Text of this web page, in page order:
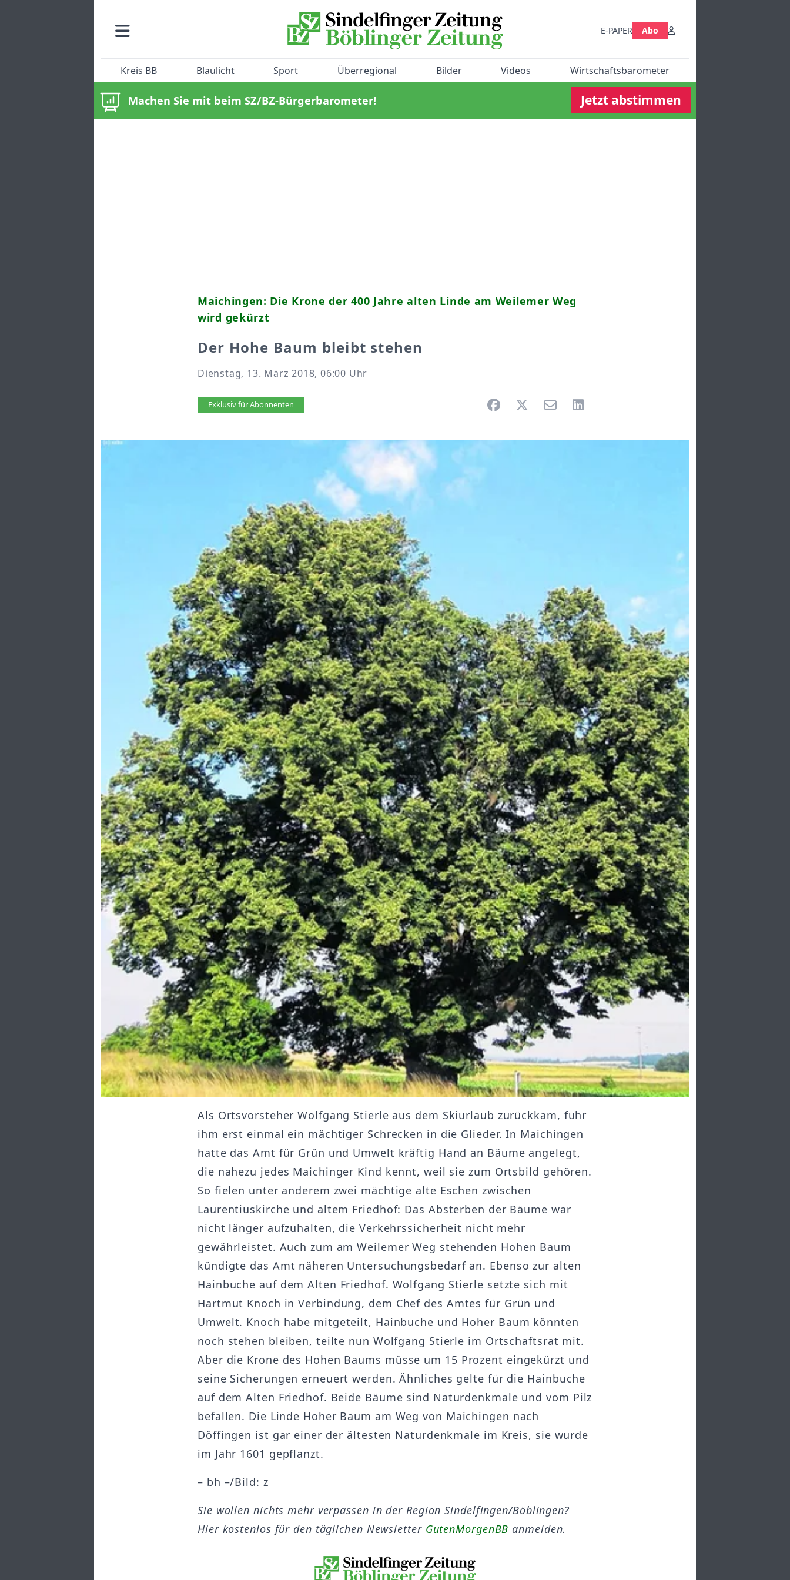
E-PAPER Abo
Kreis BB Blaulicht Sport Überregional Bilder Videos Wirtschaftsbarometer
Machen Sie mit beim SZ/BZ-Bürgerbarometer! Jetzt abstimmen
Maichingen: Die Krone der 400 Jahre alten Linde am Weilemer Weg
wird gekürzt
Der Hohe Baum bleibt stehen
Dienstag, 13. März 2018, 06:00 Uhr
Artikel vorlesen
Exklusiv für Abonnenten
Als Ortsvorsteher Wolfgang Stierle aus dem Skiurlaub zurückkam, fuhr
ihm erst einmal ein mächtiger Schrecken in die Glieder. In Maichingen
hatte das Amt für Grün und Umwelt kräftig Hand an Bäume angelegt,
die nahezu jedes Maichinger Kind kennt, weil sie zum Ortsbild gehören.
So fielen unter anderem zwei mächtige alte Eschen zwischen
Laurentiuskirche und altem Friedhof: Das Absterben der Bäume war
nicht länger aufzuhalten, die Verkehrssicherheit nicht mehr
gewährleistet. Auch zum am Weilemer Weg stehenden Hohen Baum
kündigte das Amt näheren Untersuchungsbedarf an. Ebenso zur alten
Hainbuche auf dem Alten Friedhof. Wolfgang Stierle setzte sich mit
Hartmut Knoch in Verbindung, dem Chef des Amtes für Grün und
Umwelt. Knoch habe mitgeteilt, Hainbuche und Hoher Baum könnten
noch stehen bleiben, teilte nun Wolfgang Stierle im Ortschaftsrat mit.
Aber die Krone des Hohen Baums müsse um 15 Prozent eingekürzt und
seine Sicherungen erneuert werden. Ähnliches gelte für die Hainbuche
auf dem Alten Friedhof. Beide Bäume sind Naturdenkmale und vom Pilz
befallen. Die Linde Hoher Baum am Weg von Maichingen nach
Döffingen ist gar einer der ältesten Naturdenkmale im Kreis, sie wurde
im Jahr 1601 gepflanzt.
– bh –/Bild: z
Sie wollen nichts mehr verpassen in der Region Sindelfingen/Böblingen?
Hier kostenlos für den täglichen Newsletter GutenMorgenBB anmelden.